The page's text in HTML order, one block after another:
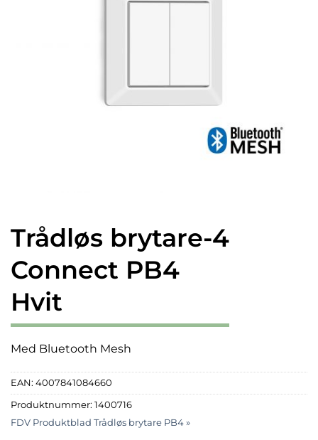
Trådløs brytare-4
Connect PB4
Hvit
Med Bluetooth Mesh
EAN: 4007841084660
Produktnummer: 1400716
FDV Produktblad Trådløs brytare PB4 »